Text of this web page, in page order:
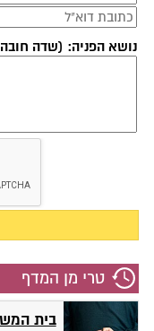
נושא הפניה: (שדה
טרי מן המדף
בית